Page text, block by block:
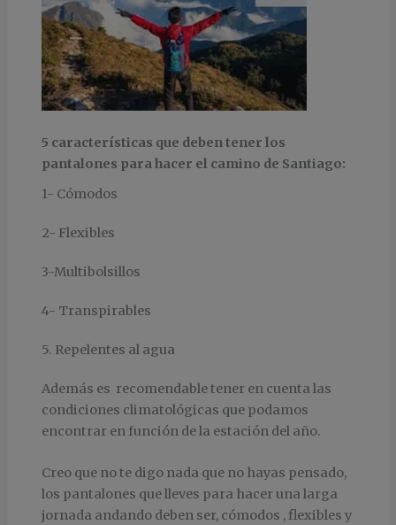
5 características que deben tener los
pantalones para hacer el camino de Santiago:
1- Cómodos
2- Flexibles
3-Multibolsillos
4- Transpirables
5. Repelentes al agua
Además es recomendable tener en cuenta las
condiciones climatológicas que podamos
encontrar en función de la estación del año.
Creo que no te digo nada que no hayas pensado,
los pantalones que lleves para hacer una larga
jornada andando deben ser, cómodos , flexibles y